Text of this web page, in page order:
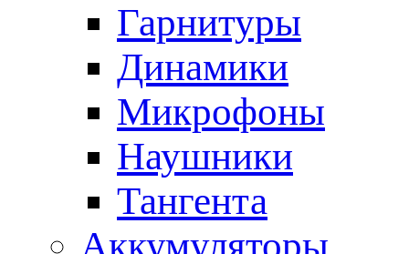
Гарнитуры
Динамики
Микрофоны
Наушники
Тангента
Аккумуляторы